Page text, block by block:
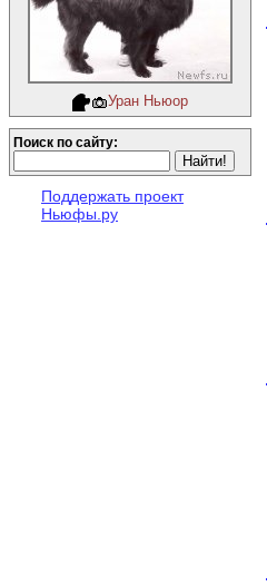
Уран Ньюор
Поиск по сайту:
Поддержать проект
Ньюфы.ру